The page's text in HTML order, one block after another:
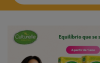
3º
retinol
fralda geriatrica